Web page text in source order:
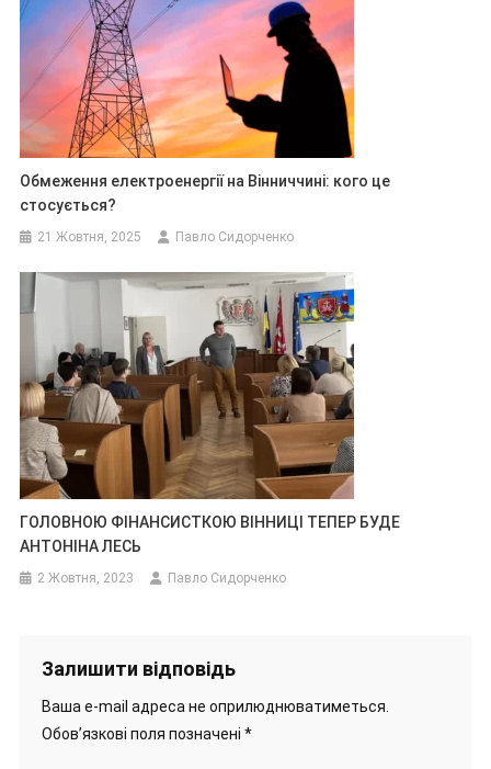
Обмеження електроенергії на Вінниччині: кого це
стосується?
21 Жовтня, 2025 Павло Сидорченко
ГОЛОВНОЮ ФІНАНСИСТКОЮ ВІННИЦІ ТЕПЕР БУДЕ
АНТОНІНА ЛЕСЬ
2 Жовтня, 2023 Павло Сидорченко
Залишити відповідь
Ваша e-mail адреса не оприлюднюватиметься.
Обов’язкові поля позначені *